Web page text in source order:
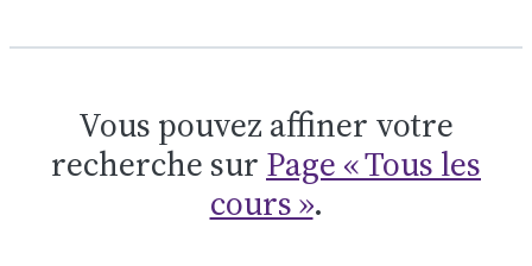
Vous pouvez affiner votre
recherche sur Page « Tous les
cours ».